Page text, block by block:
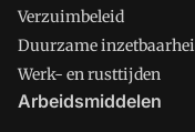
Verzuimbeleid
Duurzame
Werk- en rusttijden
Arbeidsmiddelen